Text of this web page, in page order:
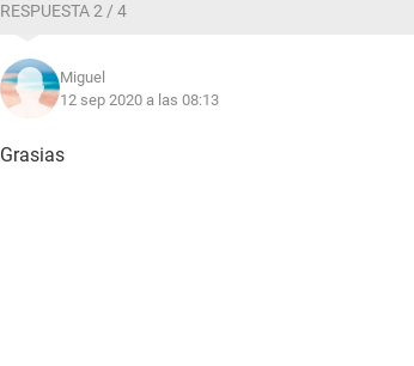
RESPUESTA 2 / 4
Miguel
12 sep 2020 a las 08:13
Grasias